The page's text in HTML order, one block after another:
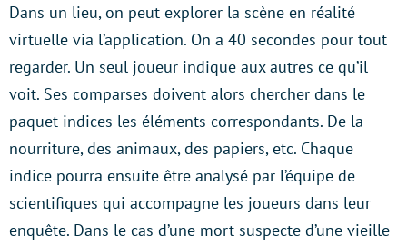
Dans un lieu, on peut explorer la scène en réalité
virtuelle via l’application. On a 40 secondes pour tout
regarder. Un seul joueur indique aux autres ce qu’il
voit. Ses comparses doivent alors chercher dans le
paquet indices les éléments correspondants. De la
nourriture, des animaux, des papiers, etc. Chaque
indice pourra ensuite être analysé par l’équipe de
scientifiques qui accompagne les joueurs dans leur
enquête. Dans le cas d’une mort suspecte d’une vieille